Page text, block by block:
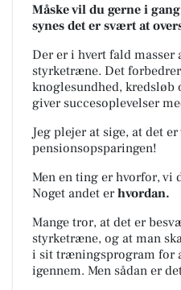
Måske vil du gerne i
synes det er svært at
Der er i hvert fald masser
styrketræne. Det
knoglesundhed, kredsløb
giver succesoplevelser
Jeg plejer at sige, at det
pensionsopsparingen!
Men en ting er hvorfor, vi
Noget andet erhvordan.
Mange tror, at det er
styrketræne, og at man
i sit træningsprogram for
igennem. Men sådan er